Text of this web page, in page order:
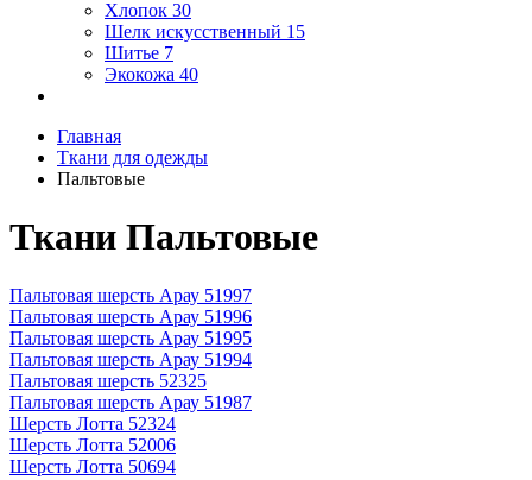
Хлопок 30
Шелк искусственный 15
Шитье 7
Экокожа 40
Главная
Ткани для одежды
Пальтовые
Ткани Пальтовые
Пальтовая шерсть Арау 51997
Пальтовая шерсть Арау 51996
Пальтовая шерсть Арау 51995
Пальтовая шерсть Арау 51994
Пальтовая шерсть 52325
Пальтовая шерсть Арау 51987
Шерсть Лотта 52324
Шерсть Лотта 52006
Шерсть Лотта 50694